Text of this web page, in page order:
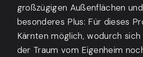
großzügigen Außenflächen
besonderes Plus: Für dieses
Kärnten möglich, wodurch
der Traum vom Eigenheim